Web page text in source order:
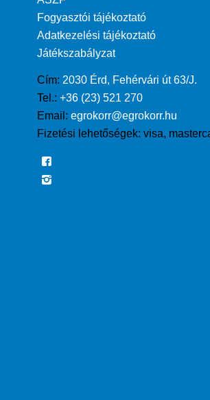
Fogyasztói tájékoztató
Adatkezelési tájékoztató
Játékszabályzat
Cím: 2030 Érd, Fehérvári út 63/J.
Tel.: +36 (23) 521 270
Email: egrokorr@egrokorr.hu
Fizetési lehetőségek: visa,